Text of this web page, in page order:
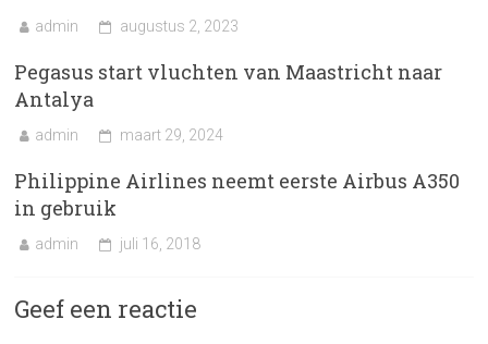
admin augustus 2, 2023
Pegasus start vluchten van Maastricht naar
Antalya
admin maart 29, 2024
Philippine Airlines neemt eerste Airbus A350
in gebruik
admin juli 16, 2018
Geef een reactie